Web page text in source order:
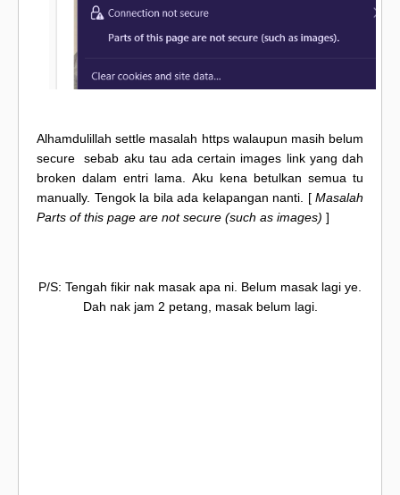
Alhamdulillah settle masalah https walaupun masih belum
secure sebab aku tau ada certain images link yang dah
broken dalam entri lama. Aku kena betulkan semua tu
manually. Tengok la bila ada kelapangan nanti. [ Masalah
Parts of this page are not secure (such as images) ]
P/S: Tengah fikir nak masak apa ni. Belum masak lagi ye.
Dah nak jam 2 petang, masak belum lagi.